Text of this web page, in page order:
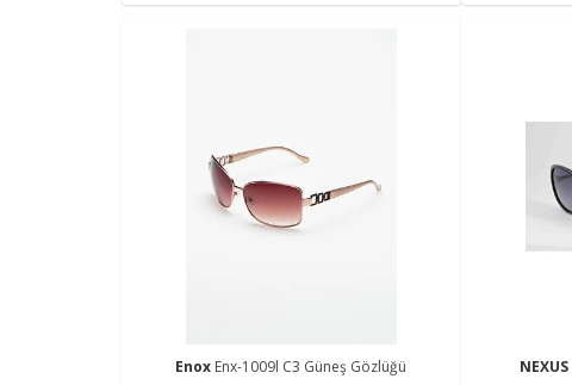
Enox Enx-1009l C3 Güneş Gözlüğü NEXUS